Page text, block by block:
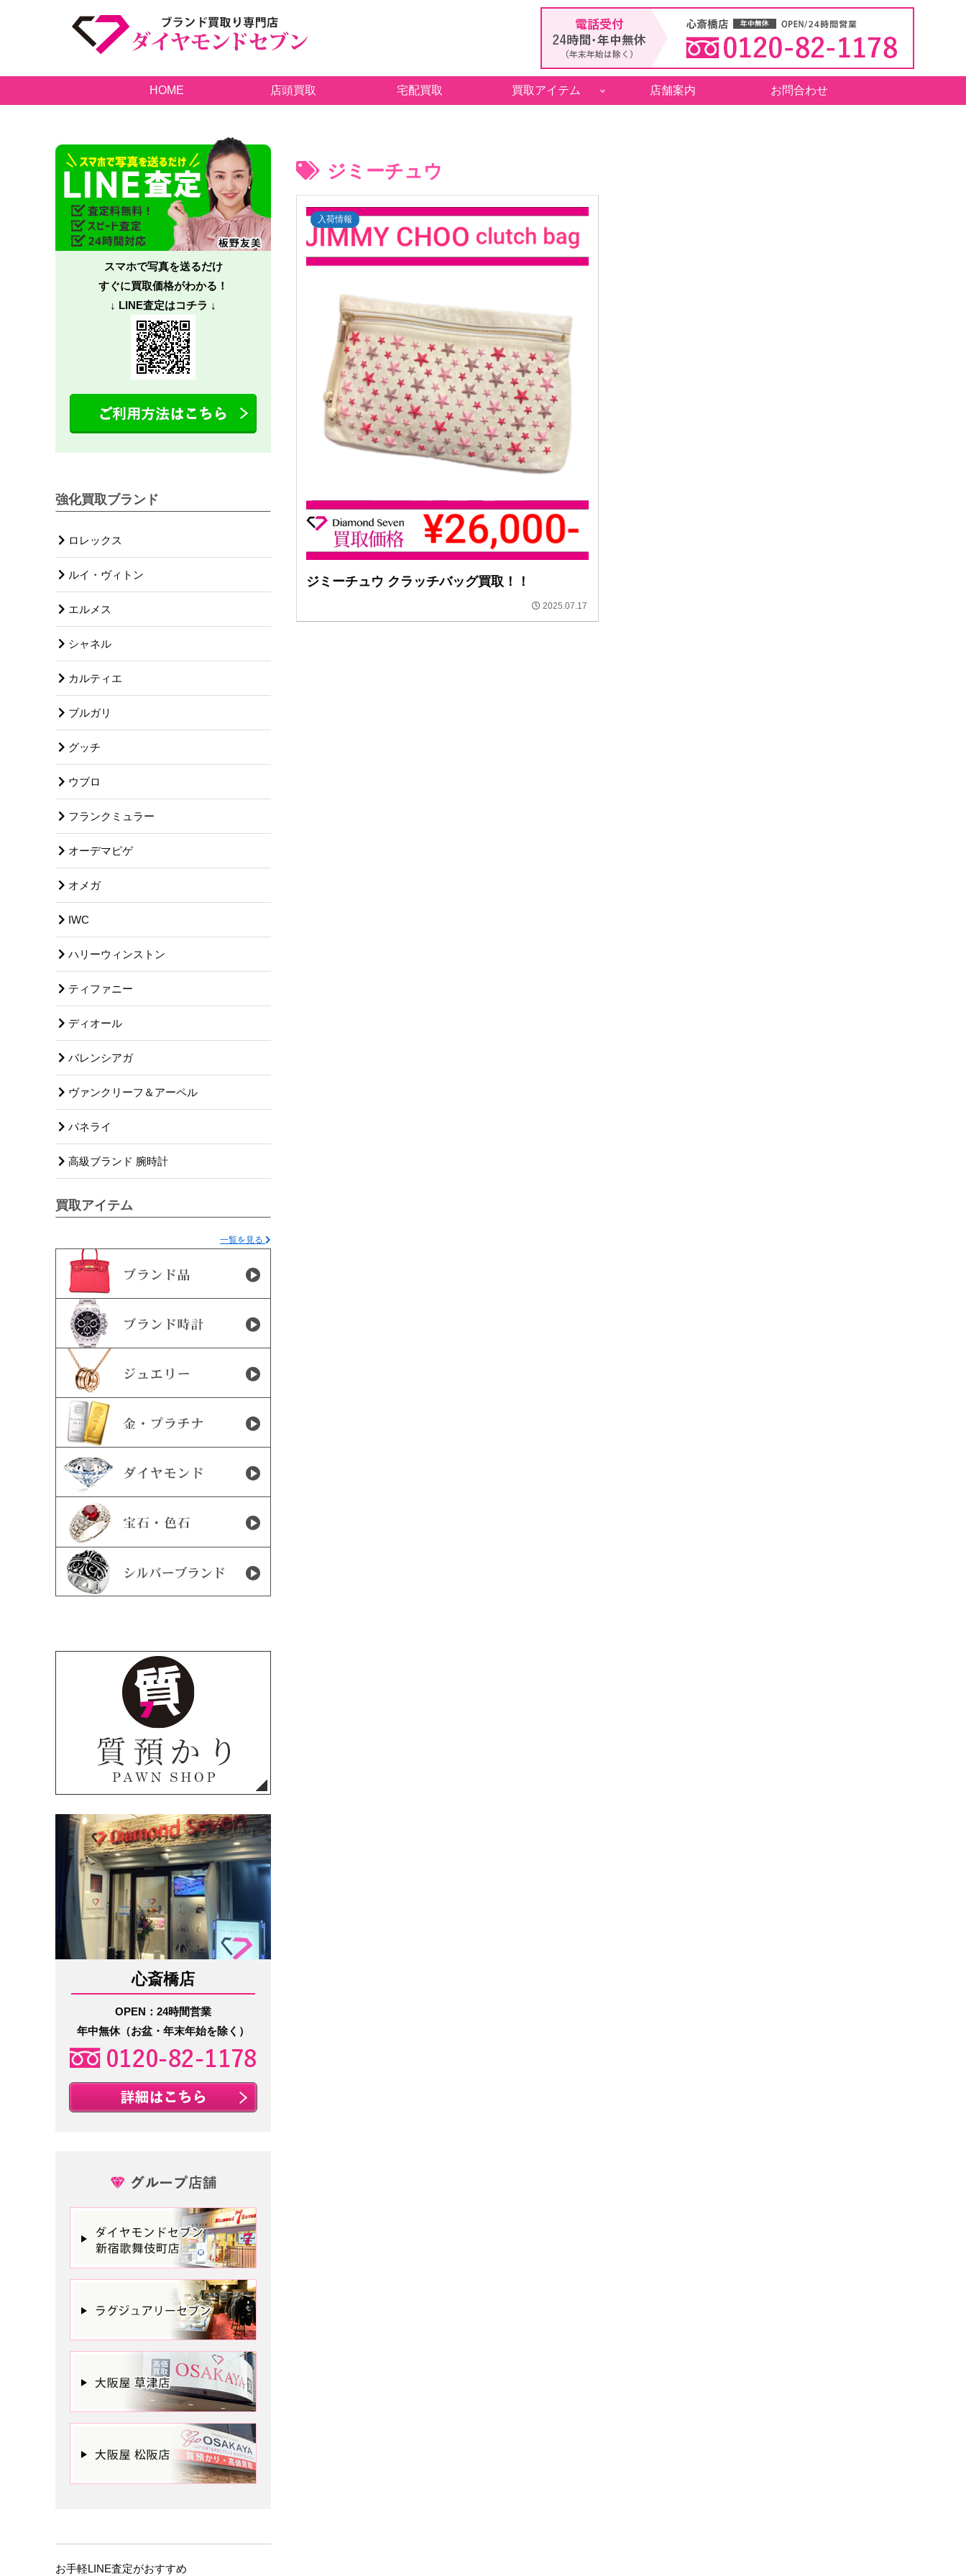
HOME 店頭買取 宅配買取 買取アイテム 店舗案内 お問合わせ
ジミーチュウ
入荷情報
ジミーチュウ クラッチバッグ買取！！
2025.07.17
スマホで写真を送るだけ
すぐに買取価格がわかる！
↓ LINE査定はコチラ ↓
強化買取ブランド
ロレックス
ルイ・ヴィトン
エルメス
シャネル
カルティエ
ブルガリ
グッチ
ウブロ
フランクミュラー
オーデマピゲ
オメガ
IWC
ハリーウィンストン
ティファニー
ディオール
バレンシアガ
ヴァンクリーフ＆アーペル
パネライ
高級ブランド 腕時計
買取アイテム
一覧を見る
心斎橋店
OPEN：24時間営業
年中無休（お盆・年末年始を除く）
お手軽LINE査定がおすすめ